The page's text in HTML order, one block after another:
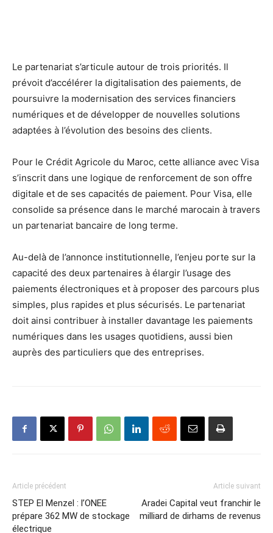
Le partenariat s’articule autour de trois priorités. Il
prévoit d’accélérer la digitalisation des paiements, de
poursuivre la modernisation des services financiers
numériques et de développer de nouvelles solutions
adaptées à l’évolution des besoins des clients.
Pour le Crédit Agricole du Maroc, cette alliance avec Visa
s’inscrit dans une logique de renforcement de son offre
digitale et de ses capacités de paiement. Pour Visa, elle
consolide sa présence dans le marché marocain à travers
un partenariat bancaire de long terme.
Au-delà de l’annonce institutionnelle, l’enjeu porte sur la
capacité des deux partenaires à élargir l’usage des
paiements électroniques et à proposer des parcours plus
simples, plus rapides et plus sécurisés. Le partenariat
doit ainsi contribuer à installer davantage les paiements
numériques dans les usages quotidiens, aussi bien
auprès des particuliers que des entreprises.
Article précédent
STEP El Menzel : l’ONEE
prépare 362 MW de stockage
électrique
Article suivant
Aradei Capital veut franchir le
milliard de dirhams de revenus